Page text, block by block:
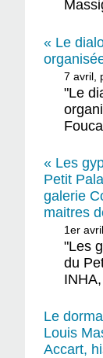
« Le
7 avril,
"Le
« Les
Petit
galerie
maitres
1er
"Les
du
Le
Louis
Accart,